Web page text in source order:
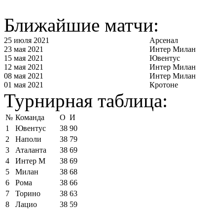
Ближайшие матчи:
25 июля 2021
Арсенал
23 мая 2021
Интер Милан
15 мая 2021
Ювентус
12 мая 2021
Интер Милан
08 мая 2021
Интер Милан
01 мая 2021
Кротоне
Турнирная таблица:
№ Команда О И
1
Ювентус 38 90
2
Наполи 38 79
3
Аталанта 38 69
4
Интер М 38 69
5
Милан 38 68
6
Рома 38 66
7
Торино 38 63
8
Лацио 38 59